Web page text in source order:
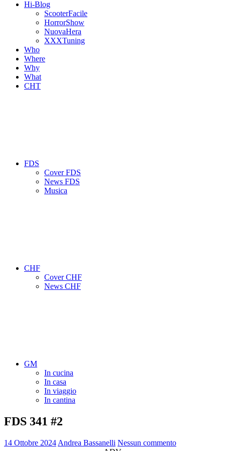
Hi-Blog
ScooterFacile
HorrorShow
NuovaHera
XXXTuning
Who
Where
Why
What
CHT
FDS
Cover FDS
News FDS
Musica
CHF
Cover CHF
News CHF
GM
In cucina
In casa
In viaggio
In cantina
FDS 341 #2
14 Ottobre 2024 Andrea Bassanelli Nessun commento